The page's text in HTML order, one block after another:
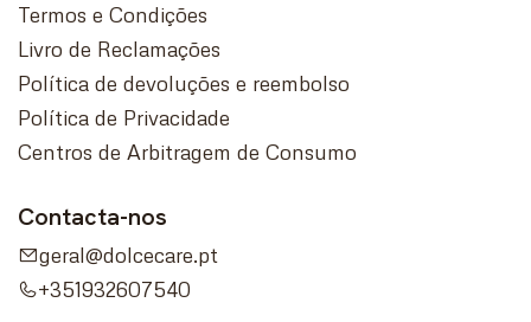
Termos e Condições
Livro de Reclamações
Política de devoluções e reembolso
Política de Privacidade
Centros de Arbitragem de Consumo
Contacta-nos
geral@dolcecare.pt
+351932607540